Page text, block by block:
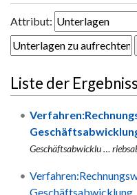
Attribut:
Liste der
Geschäftsabwicklu…
Geschäftsabwicklung